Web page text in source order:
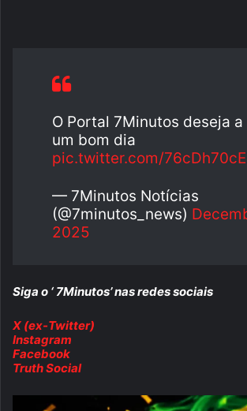
O Portal 7Minutos deseja
um bom dia
pic.twitter.com/
— 7Minutos Notícias
(@7minutos_news)
2025
Siga o ‘ 7Minutos’ nas redes sociais
X (ex-Twitter)
Instagram
Facebook
Truth Social